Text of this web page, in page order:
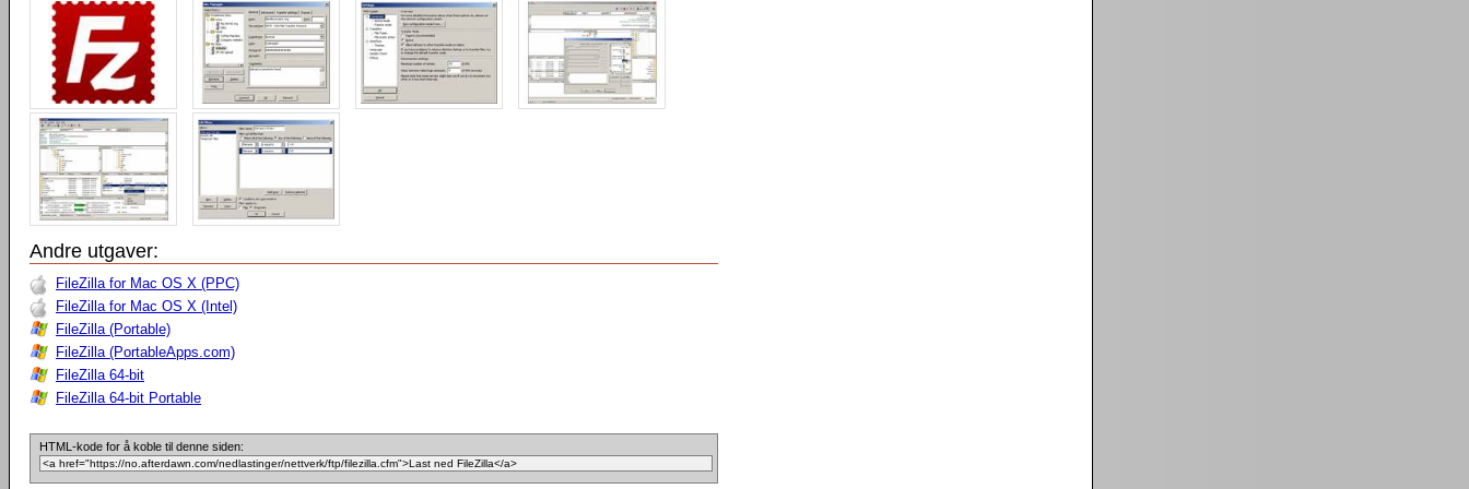
Andre utgaver:
FileZilla for Mac OS X (PPC)
FileZilla for Mac OS X (Intel)
FileZilla (Portable)
FileZilla (PortableApps.com)
FileZilla 64-bit
FileZilla 64-bit Portable
HTML-kode for å koble til denne siden: